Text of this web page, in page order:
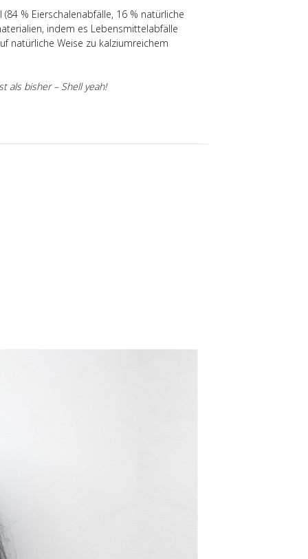
% Eierschalenabfälle, 16 % natürliche
indem es Lebensmittelabfälle
natürliche Weise zu kalziumreichem
als bisher – Shell yeah!